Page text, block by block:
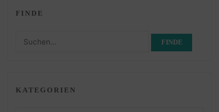
FINDE
Suchen
KATEGORIEN